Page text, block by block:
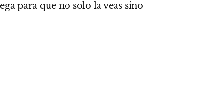
para que no solo la veas sino